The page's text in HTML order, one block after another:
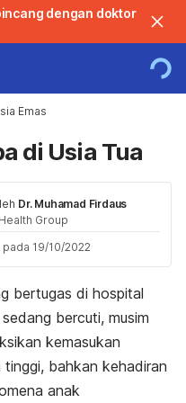
dengan doktor
Emas
di Usia Tua
Dr. Muhamad Firdaus
Group
19/10/2022
bertugas di hospital
bercuti, musim
kemasukan
bahkan kehadiran
anak